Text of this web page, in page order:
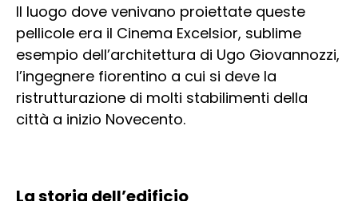
Il luogo dove venivano proiettate queste
pellicole era il Cinema Excelsior, sublime
esempio dell’architettura di Ugo Giovannozzi,
l’ingegnere fiorentino a cui si deve la
ristrutturazione di molti stabilimenti della
città a inizio Novecento.
La storia dell’edificio